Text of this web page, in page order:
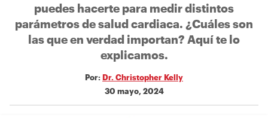
puedes hacerte para medir distintos
parámetros de salud cardiaca. ¿Cuáles son
las que en verdad importan? Aquí te lo
explicamos.
Por: Dr. Christopher Kelly
30 mayo, 2024